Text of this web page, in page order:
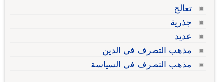
تعالج
جذرية
عديد
مذهب التطرف في الدين
مذهب التطرف في السياسة